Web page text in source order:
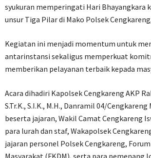
syukuran memperingati Hari Bhayangkara
unsur Tiga Pilar di Mako Polsek
Kegiatan ini menjadi momentum untuk
antarinstansi sekaligus memperkuat
memberikan pelayanan terbaik kepada
Acara dihadiri Kapolsek Cengkareng AKP
S.Tr.K., S.I.K., M.H., Danramil 04/
beserta jajaran, Wakil Camat Cengkareng
para lurah dan staf, Wakapolsek
jajaran personel Polsek Cengkareng,